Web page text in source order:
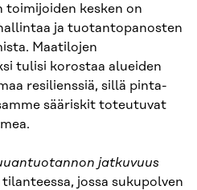
toimijoiden kesken on
ja tuotantopanosten
Maatilojen
tulisi korostaa alueiden
resilienssiä, sillä pinta-
sääriskit toteutuvat
jatkuvuus
jossa sukupolven